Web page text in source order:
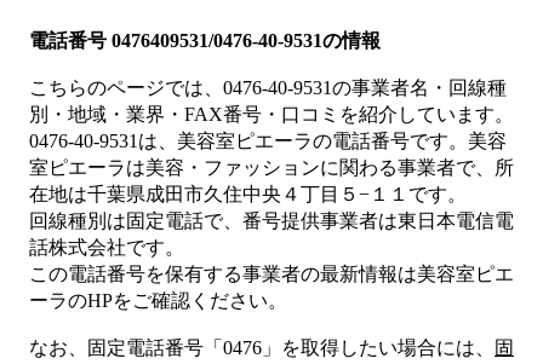
電話番号 0476409531/0476-40-9531の情報
こちらのページでは、 0476-40-9531の事業者名・回線種
別・地域・業界・FAX番号・口コミを紹介しています。
0476-40-9531 は、 美容室ピエーラの電話番号です。 美容
室ピエーラは美容・ファッションに関わる事業者で、所
在地は千葉県成田市久住中央４丁目５−１１ です。
回線種別は固定電話で、番号提供事業者は東日本電信電
話株式会社です。
この電話番号を保有する事業者の最新情報は美容室ピエ
ーラのHPをご確認ください。
なお、固定電話番号「 0476 」を取得したい場合には、
固